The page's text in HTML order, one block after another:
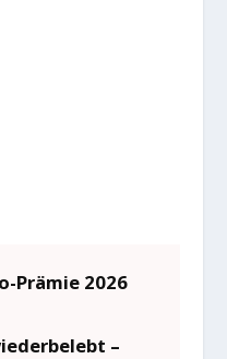
Prämie 2026
–